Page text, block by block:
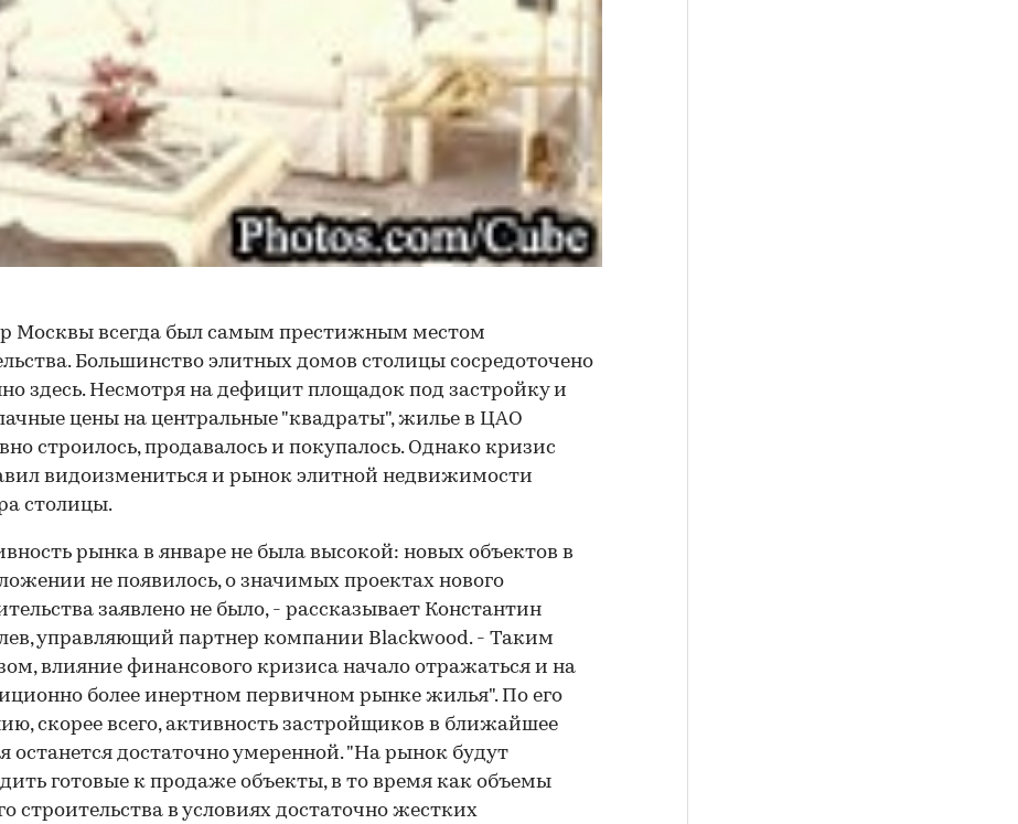
Москвы всегда был самым престижным местом
Большинство элитных домов столицы сосредоточено
здесь. Несмотря на дефицит площадок под застройку и
цены на центральные "квадраты", жилье в ЦАО
строилось, продавалось и покупалось. Однако кризис
видоизмениться и рынок элитной недвижимости
столицы.
рынка в январе не была высокой: новых объектов в
не появилось, о значимых проектах нового
заявлено не было, - рассказывает Константин
управляющий партнер компании Blackwood. - Таким
влияние финансового кризиса начало отражаться и на
более инертном первичном рынке жилья". По его
скорее всего, активность застройщиков в ближайшее
останется достаточно умеренной. "На рынок будут
готовые к продаже объекты, в то время как объемы
строительства в условиях достаточно жестких